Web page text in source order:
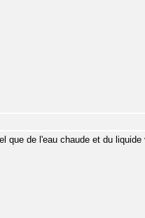
que de l'eau chaude et du